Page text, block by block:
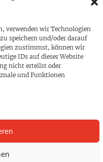
verwenden wir Technologien
speichern und/oder darauf
zustimmst, können wir
IDs auf dieser Website
nicht erteilst oder
und Funktionen